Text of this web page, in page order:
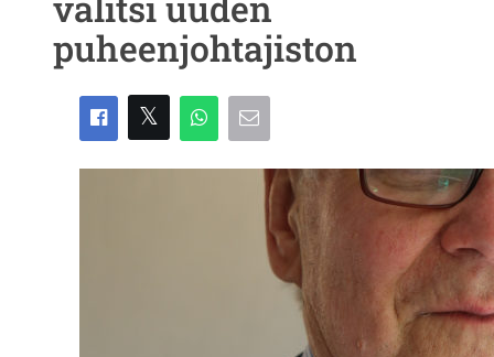
puheenjohtajiston